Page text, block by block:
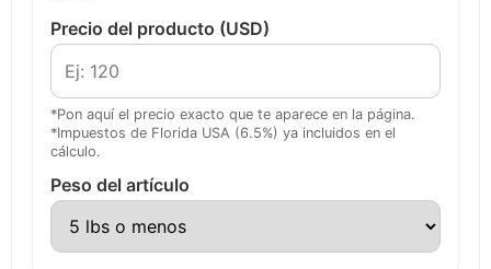
Precio del producto (USD)
*Pon aquí el precio exacto que te aparece en la página.
*Impuestos de Florida USA (6.5%) ya incluidos en el
cálculo.
Peso del artículo